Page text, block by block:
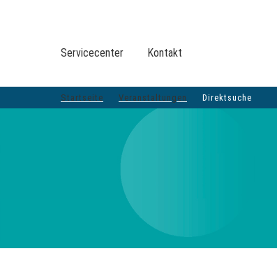
Servicecenter Kontakt
Startseite Veranstaltungen Direktsuche